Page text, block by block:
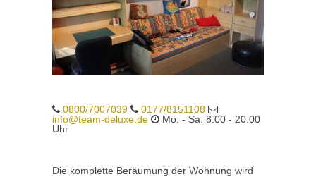
0800/7007039
0177/8151108
info@team-deluxe.de
Mo. - Sa. 8:00 - 20:00
Uhr
Die komplette Beräumung der Wohnung wird